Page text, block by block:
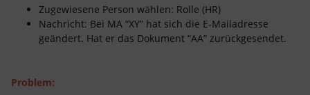
Zugewiesene Person wählen: Rolle (HR)
Nachricht: Bei MA “XY” hat sich die E-Mailadresse
geändert. Hat er das Dokument “AA” zurückgesendet.
Problem: